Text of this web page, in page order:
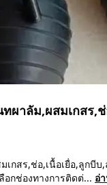
ผาลัม,ผสมเกสร,
กสร,ช่อ,เนื้อเยื่อ,ลูกบี
กช่องทางการติดต่... อ่